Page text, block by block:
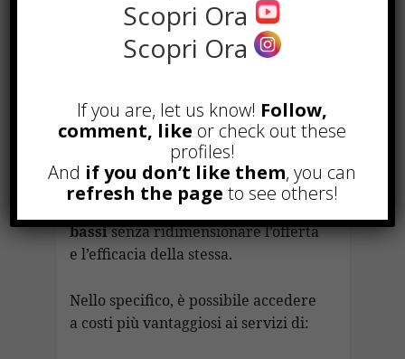
sia importante la
visibilità sul web
e sui social, soprattutto in questo
periodo in cui le aziende nazionali e
Per questo motivo ha deciso di
lanciare una novità, proponendo
tutti iservizi di promozione e di
comunicazione social a prezzi più
bassisenza ridimensionare l’offerta
e l’efficacia della stessa.
Nello specifico, è possibile accedere
a costi più vantaggiosi ai servizi di:
Scopri Ora
Scopri Ora
If you are, let us know! Follow,
comment, like or check out these
profiles!
And if you don’t like them, you can
refresh the page to see others!